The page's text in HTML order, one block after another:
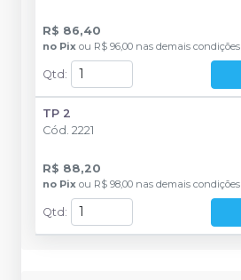
R$ 86,40
no Pix ou R$ 96,00 nas demais condições
Qtd :
TP 2
Cód. 2221
R$ 88,20
no Pix ou R$ 98,00 nas demais condições
Qtd :